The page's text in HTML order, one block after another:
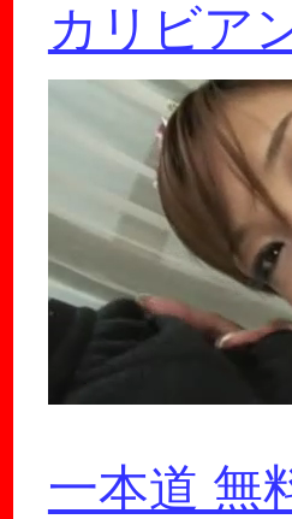
カリビア
一本道 無